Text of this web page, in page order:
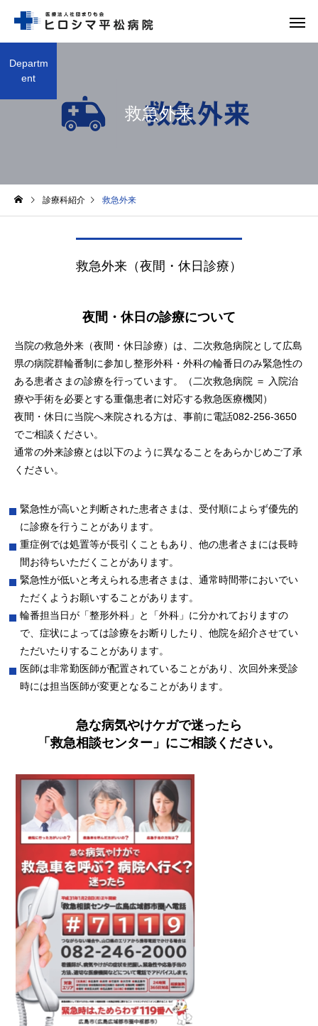
健康診断予防医療外来
救急外来
Departm
ent
診療科紹介 救急外来
救急外来（夜間・休日診療）
夜間・休日の診療について
当院の救急外来（夜間・休日診療）は、二次救急病院として広島
県の病院群輪番制に参加し整形外科・外科の輪番日のみ緊急性の
ある患者さまの診療を行っています。（二次救急病院 ＝ 入院治
療や手術を必要とする重傷患者に対応する救急医療機関）
夜間・休日に当院へ来院される方は、事前に電話082-256-3650
でご相談ください。
通常の外来診療とは以下のように異なることをあらかじめご了承
ください。
緊急性が高いと判断された患者さまは、受付順によらず優先的
に診療を行うことがあります。
重症例では処置等が長引くこともあり、他の患者さまには長時
間お待ちいただくことがあります。
緊急性が低いと考えられる患者さまは、通常時間帯においでい
ただくようお願いすることがあります。
輪番担当日が「整形外科」と「外科」に分かれておりますの
で、症状によっては診療をお断りしたり、他院を紹介させてい
ただいたりすることがあります。
医師は非常勤医師が配置されていることがあり、次回外来受診
時には担当医師が変更となることがあります。
急な病気やけケガで迷ったら
「救急相談センター」にご相談ください。